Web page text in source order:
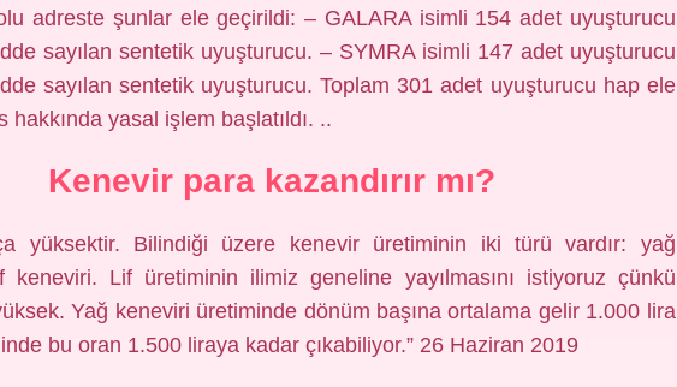
adreste şunlar ele geçirildi: – GALARA isimli 154 adet uyuşturucu
sayılan sentetik uyuşturucu. – SYMRA isimli 147 adet uyuşturucu
sayılan sentetik uyuşturucu. Toplam 301 adet uyuşturucu hap ele
hakkında yasal işlem başlatıldı. ..
Kenevir para kazandırır mı?
yüksektir. Bilindiği üzere kenevir üretiminin iki türü vardır: yağ
keneviri. Lif üretiminin ilimiz geneline yayılmasını istiyoruz çünkü
Yağ keneviri üretiminde dönüm başına ortalama gelir 1.000 lira
bu oran 1.500 liraya kadar çıkabiliyor.” 26 Haziran 2019